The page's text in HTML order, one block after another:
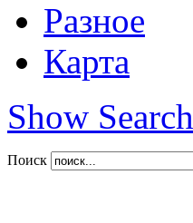
Разное
Карта
Show Search
Поиск